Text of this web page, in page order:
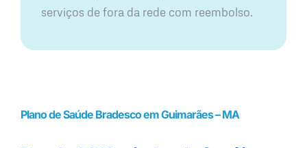
serviços de fora da rede com reembolso.
Plano de Saúde Bradesco em Guimarães – MA